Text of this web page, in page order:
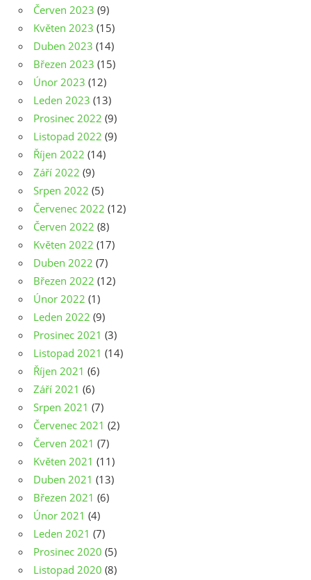
Červen 2023 (9)
Květen 2023 (15)
Duben 2023 (14)
Březen 2023 (15)
Únor 2023 (12)
Leden 2023 (13)
Prosinec 2022 (9)
Listopad 2022 (9)
Říjen 2022 (14)
Září 2022 (9)
Srpen 2022 (5)
Červenec 2022 (12)
Červen 2022 (8)
Květen 2022 (17)
Duben 2022 (7)
Březen 2022 (12)
Únor 2022 (1)
Leden 2022 (9)
Prosinec 2021 (3)
Listopad 2021 (14)
Říjen 2021 (6)
Září 2021 (6)
Srpen 2021 (7)
Červenec 2021 (2)
Červen 2021 (7)
Květen 2021 (11)
Duben 2021 (13)
Březen 2021 (6)
Únor 2021 (4)
Leden 2021 (7)
Prosinec 2020 (5)
Listopad 2020 (8)